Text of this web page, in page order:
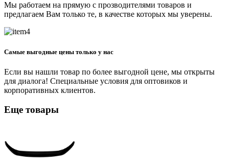
Мы работаем на прямую с прозводителями товаров и
предлагаем Вам только те, в качестве которых мы уверены.
Самые выгодные цены только у нас
Если вы нашли товар по более выгодной цене, мы открыты
для диалога! Специальные условия для оптовиков и
корпоративных клиентов.
Еще товары